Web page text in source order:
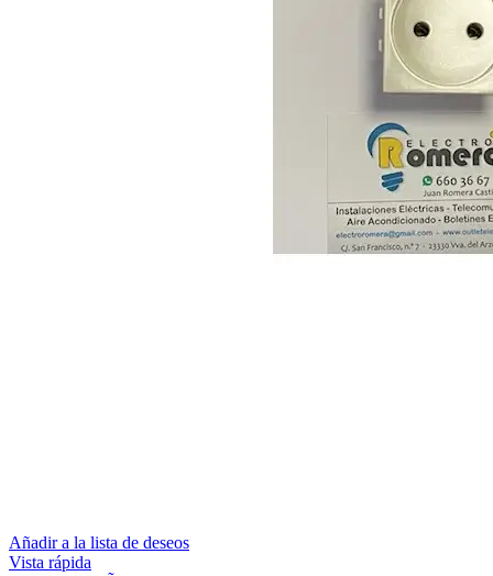
Añadir a la lista de deseos
Vista rápida